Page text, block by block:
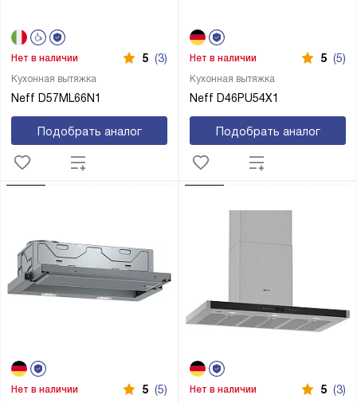
Кухонная вытяжка
Neff D57ML66N1
Нет в наличии 5 (3)
Подобрать аналог
Кухонная вытяжка
Neff D46PU54X1
Нет в наличии 5 (5)
Подобрать аналог
Нет в наличии 5 (5) Нет в наличии 5 (3)